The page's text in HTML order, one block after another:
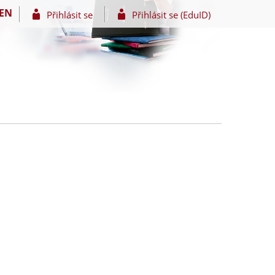
Přihlásit se Přihlásit se (EduID)